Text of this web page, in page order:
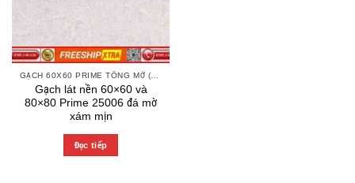
Gạch lát nền 60×60 và
80×80 Prime 25006 đá mờ
xám mịn
Đọc tiếp